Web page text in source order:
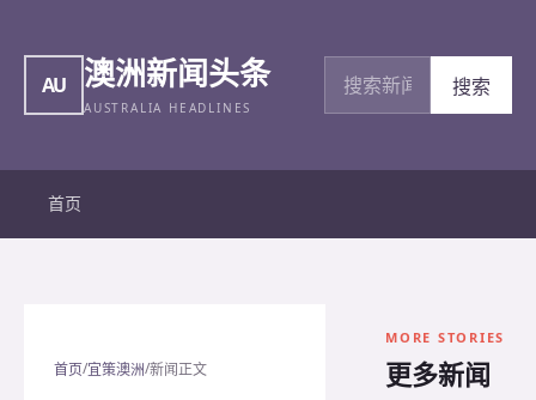
AU 澳洲新闻头条
AUSTRALIA HEADLINES
搜索新闻
搜索
首页
首页/宜策澳洲/新闻正文
MORE STORIES
更多新闻